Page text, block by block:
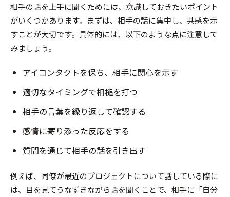
相手の話を上手に聞くためには、意識しておきたいポイント
がいくつかあります。まずは、相手の話に集中し、共感を示
すことが大切です。具体的には、以下のような点に注意して
みましょう。
アイコンタクトを保ち、相手に関心を示す
適切なタイミングで相槌を打つ
相手の言葉を繰り返して確認する
感情に寄り添った反応をする
質問を通じて相手の話を引き出す
例えば、同僚が最近のプロジェクトについて話している際に
は、目を見てうなずきながら話を聞くことで、相手に「自分